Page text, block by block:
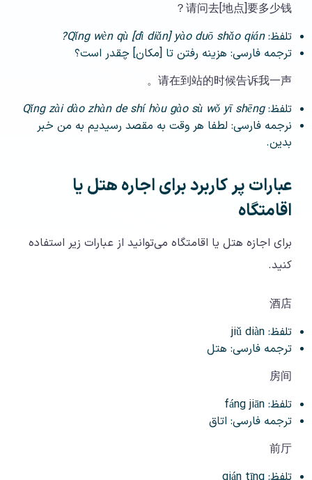
请问去[地点]要多少钱？
تلفظ:Qǐng wèn qù [dì diǎn] yào duō shǎo qián?
ترجمه فارسی: هزینه رفتن تا [مکان] چقدر است؟
请在到站的时候告诉我一声。
تلفظ:Qǐng zài dào zhàn de shí hòu gào sù wǒ yī shēng
نرجمه فارسی: لطفا هر وقت به مقصد رسیدیم به من خبر
بدین.
عبارات پر کاربرد برای اجاره هتل یا
اقامتگاه
برای اجازه هتل یا اقامتگاه می‌توانید از عبارات زیر استفاده
کنید.
酒店
تلفظ: jiǔ diàn
ترجمه فارسی: هتل
房间
تلفظ: fáng jiān
ترجمه فارسی: اتاق
前厅